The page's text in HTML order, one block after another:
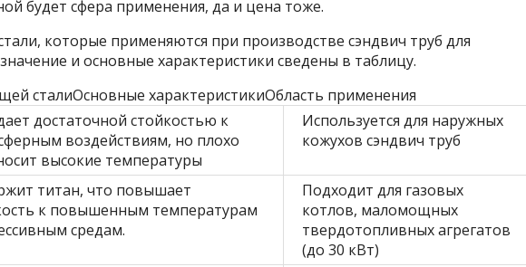
будет сфера применения, да и цена тоже.
которые применяются при производстве сэндвич труб для
и основные характеристики сведены в таблицу.
сталиОсновные характеристикиОбласть применения
достаточной стойкостью к
воздействиям, но плохо
высокие температуры
Используется для наружных
кожухов сэндвич труб
титан, что повышает
к повышенным температурам
средам.
Подходит для газовых
котлов, маломощных
твердотопливных агрегатов
(до 30 кВт)